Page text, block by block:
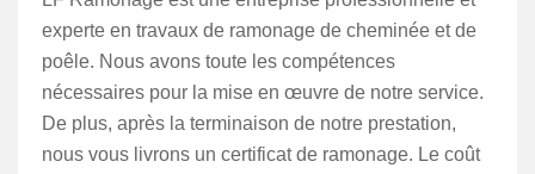
experte en travaux de ramonage de cheminée et de
poêle. Nous avons toute les compétences
nécessaires pour la mise en œuvre de notre service.
De plus, après la terminaison de notre prestation,
nous vous livrons un certificat de ramonage. Le coût